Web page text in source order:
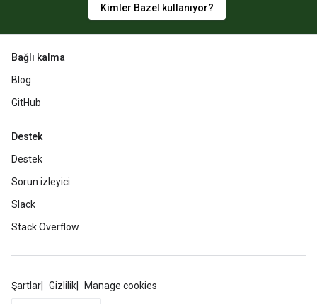
Kimler Bazel kullanıyor?
Bağlı kalma
Blog
GitHub
Destek
Destek
Sorun izleyici
Slack
Stack Overflow
Şartlar Gizlilik Manage cookies